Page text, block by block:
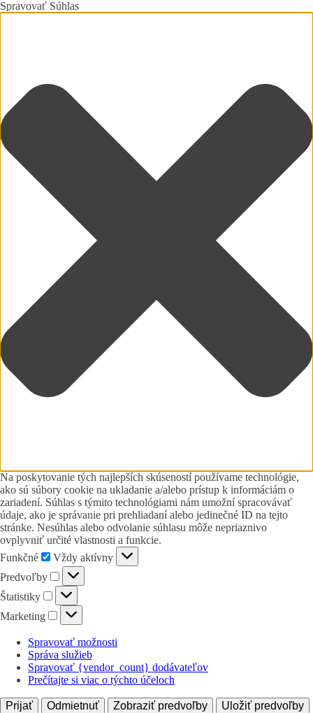
Spravovať Súhlas
Na poskytovanie tých najlepších skúseností používame technológie,
ako sú súbory cookie na ukladanie a/alebo prístup k informáciám o
zariadení. Súhlas s týmito technológiami nám umožní spracovávať
údaje, ako je správanie pri prehliadaní alebo jedinečné ID na tejto
stránke. Nesúhlas alebo odvolanie súhlasu môže nepriaznivo
ovplyvniť určité vlastnosti a funkcie.
Funkčné
Funkčné
Vždy aktívny
Predvoľby
Predvoľby
Štatistiky Štatistiky
Marketing Marketing
Spravovať možnosti
Správa služieb
Spravovať {vendor_count} dodávateľov
Prečítajte si viac o týchto účeloch
Prijať Odmietnuť Zobraziť predvoľby
Uložiť predvoľby